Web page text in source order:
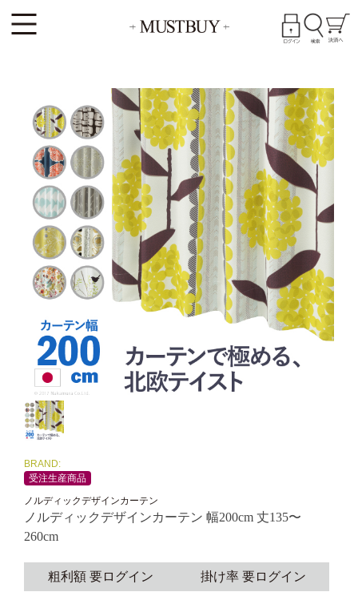
BRAND:
受注生産商品
ノルディックデザインカーテン
ノルディックデザインカーテン 幅200cm 丈135〜
260cm
粗利額 要ログイン 掛け率 要ログイン